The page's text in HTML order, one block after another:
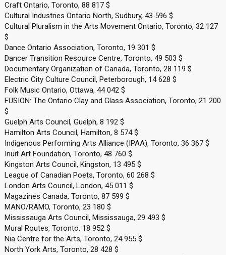
Craft Ontario, Toronto, 88 817 $
Cultural Industries Ontario North, Sudbury, 43 596 $
Cultural Pluralism in the Arts Movement Ontario, Toronto, 32 127
$
Dance Ontario Association, Toronto, 19 301 $
Dancer Transition Resource Centre, Toronto, 49 503 $
Documentary Organization of Canada, Toronto, 28 119 $
Electric City Culture Council, Peterborough, 14 628 $
Folk Music Ontario, Ottawa, 44 042 $
FUSION: The Ontario Clay and Glass Association, Toronto, 21 200
$
Guelph Arts Council, Guelph, 8 192 $
Hamilton Arts Council, Hamilton, 8 574 $
Indigenous Performing Arts Alliance (IPAA), Toronto, 36 367 $
Inuit Art Foundation, Toronto, 48 760 $
Kingston Arts Council, Kingston, 13 495 $
League of Canadian Poets, Toronto, 60 268 $
London Arts Council, London, 45 011 $
Magazines Canada, Toronto, 87 599 $
MANO/RAMO, Toronto, 23 180 $
Mississauga Arts Council, Mississauga, 29 493 $
Mural Routes, Toronto, 18 952 $
Nia Centre for the Arts, Toronto, 24 955 $
North York Arts, Toronto, 28 428 $